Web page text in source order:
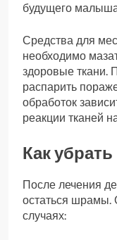
будущего
Средства для
необходимо
здоровые ткани.
распарить
обработок
реакции тканей
Как
После лечения
остаться шрамы.
случаях: